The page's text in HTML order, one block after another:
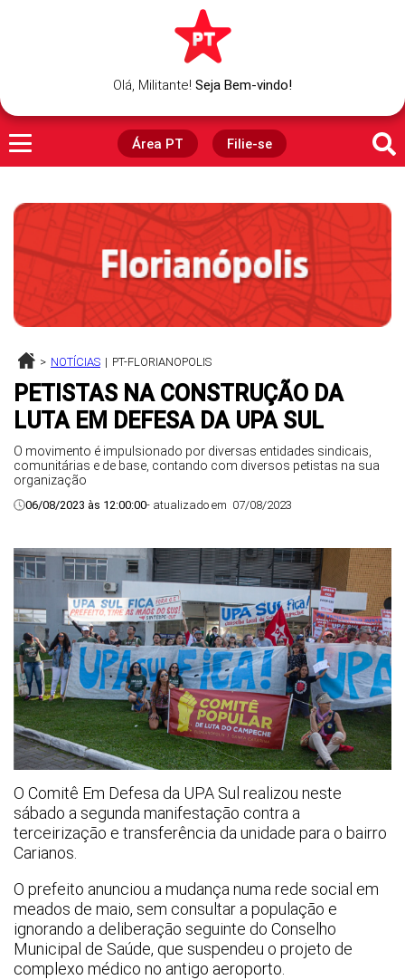
Olá, Militante! Seja Bem-vindo!
Área PT Filie-se
> NOTÍCIAS | PT-FLORIANOPOLIS
PETISTAS NA CONSTRUÇÃO DA
LUTA EM DEFESA DA UPA SUL
O movimento é impulsionado por diversas entidades sindicais,
comunitárias e de base, contando com diversos petistas na sua
organização
06/08/2023 às 12:00:00- atualizado em 07/08/2023
O Comitê Em Defesa da UPA Sul realizou neste
sábado a segunda manifestação contra a
terceirização e transferência da unidade para o bairro
Carianos.
O prefeito anunciou a mudança numa rede social em
meados de maio, sem consultar a população e
ignorando a deliberação seguinte do Conselho
Municipal de Saúde, que suspendeu o projeto de
complexo médico no antigo aeroporto.